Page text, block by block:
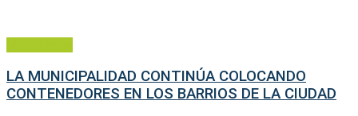
LA MUNICIPALIDAD CONTINÚA COLOCANDO
CONTENEDORES EN LOS BARRIOS DE LA CIUDAD